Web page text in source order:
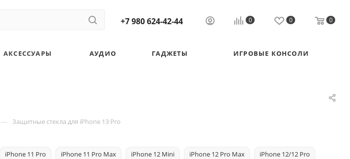
+7 980 624-42-44 0 0 0
АКСЕССУАРЫ АУДИО ГАДЖЕТЫ ИГРОВЫЕ КОНСОЛИ
— Защитные стекла для iPhone 13 Pro
iPhone 11 Pro iPhone 11 Pro Max iPhone 12 Mini iPhone 12 Pro Max iPhone 12/12 Pro